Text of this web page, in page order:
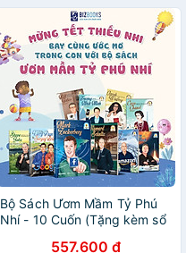
Bộ Sách Ươm Mầm Tỷ Phú
Nhí - 10 Cuốn (Tặng kèm sổ
557.600 đ